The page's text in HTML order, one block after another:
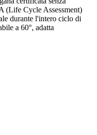
(Life Cycle Assessment)
durante l'intero ciclo di
a 60°, adatta